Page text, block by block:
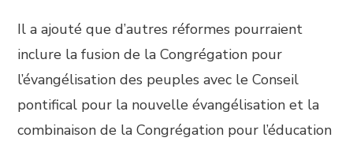
Il a ajouté que d’autres réformes pourraient
inclure la fusion de la Congrégation pour
l’évangélisation des peuples avec le Conseil
pontifical pour la nouvelle évangélisation et la
combinaison de la Congrégation pour l’éducation